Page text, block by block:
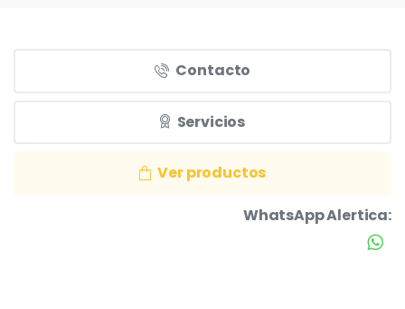
Contacto
Servicios
Ver productos
WhatsApp Alertica: